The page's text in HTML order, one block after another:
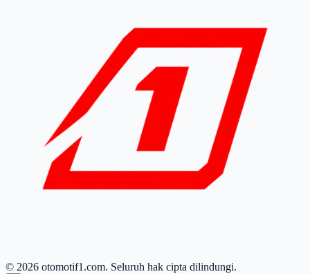
© 2026 otomotif1.com. Seluruh hak cipta dilindungi.